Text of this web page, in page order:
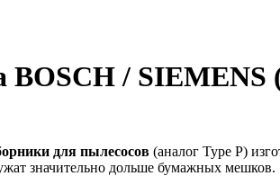
/ SIEMENS
для пылесосов (аналог Type P)
значительно дольше бумажных мешков.